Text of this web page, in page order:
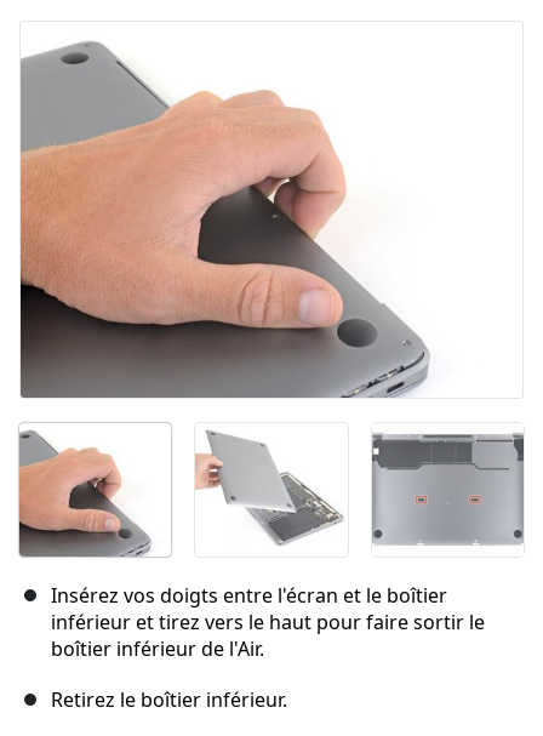
Ajouter un commentaire
Publier un commentaire
Insérez vos doigts entre l'écran et le boîtier
inférieur et tirez vers le haut pour faire sortir le
boîtier inférieur de l'Air.
Retirez le boîtier inférieur.